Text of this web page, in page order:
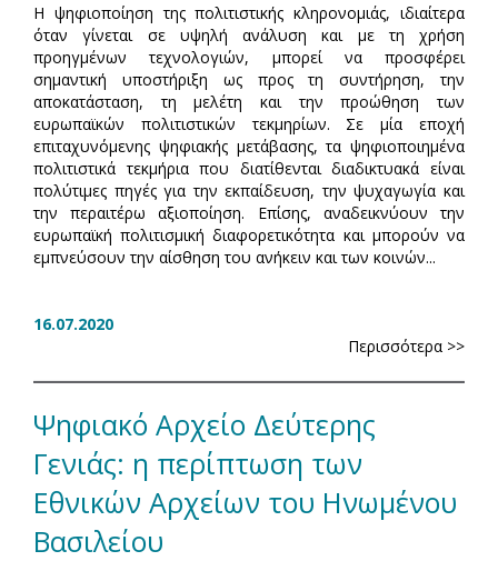
Η ψηφιοποίηση της πολιτιστικής κληρονομιάς, ιδιαίτερα
όταν γίνεται σε υψηλή ανάλυση και με τη χρήση
προηγμένων τεχνολογιών, μπορεί να προσφέρει
σημαντική υποστήριξη ως προς τη συντήρηση, την
αποκατάσταση, τη μελέτη και την προώθηση των
ευρωπαϊκών πολιτιστικών τεκμηρίων. Σε μία εποχή
επιταχυνόμενης ψηφιακής μετάβασης, τα ψηφιοποιημένα
πολιτιστικά τεκμήρια που διατίθενται διαδικτυακά είναι
πολύτιμες πηγές για την εκπαίδευση, την ψυχαγωγία και
την περαιτέρω αξιοποίηση. Επίσης, αναδεικνύουν την
ευρωπαϊκή πολιτισμική διαφορετικότητα και μπορούν να
εμπνεύσουν την αίσθηση του ανήκειν και των κοινών...
16.07.2020
Περισσότερα >>
Ψηφιακό Αρχείο Δεύτερης
Γενιάς: η περίπτωση των
Εθνικών Αρχείων του Ηνωμένου
Βασιλείου